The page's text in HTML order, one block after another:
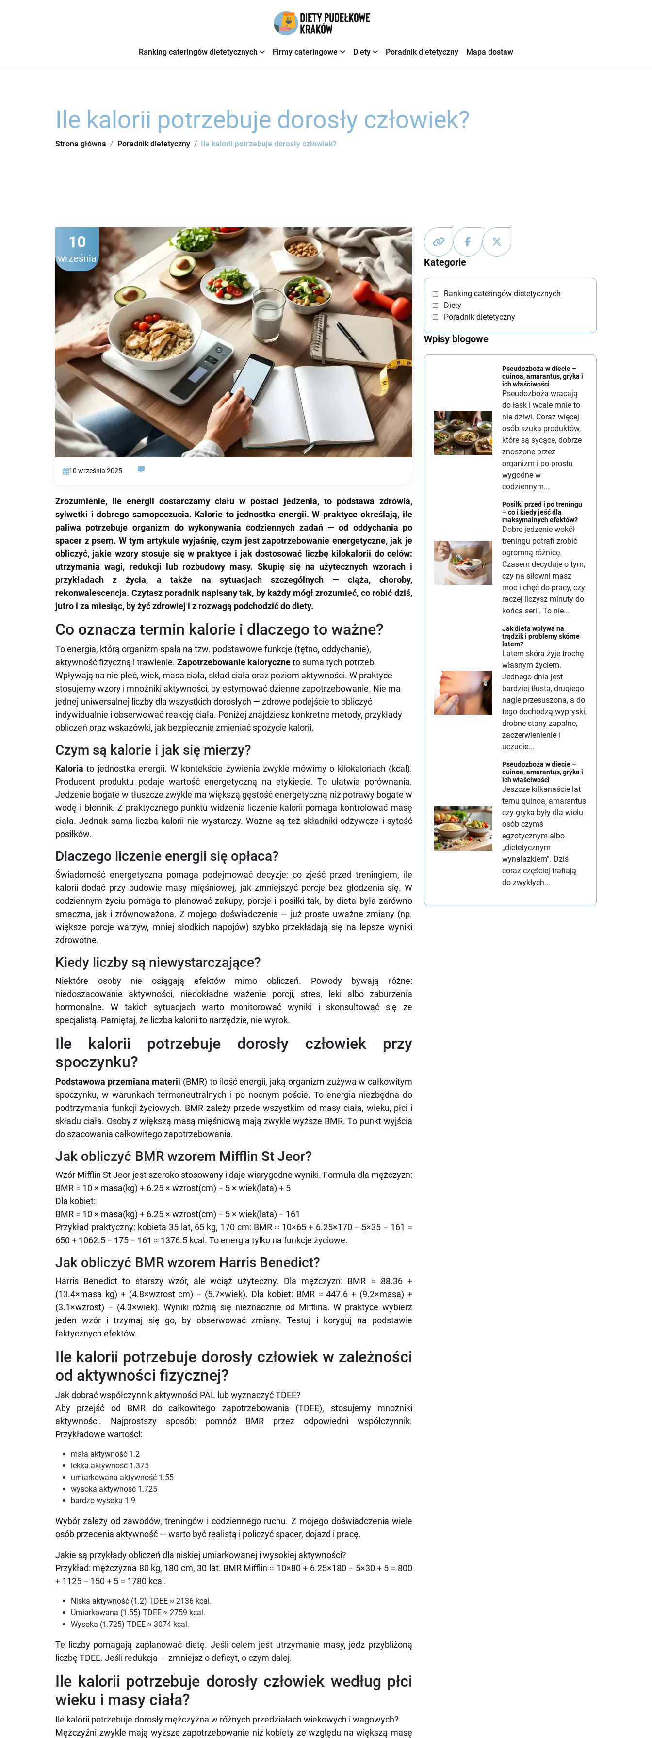
Ranking cateringów dietetycznych Firmy cateringowe Diety Poradnik dietetyczny Mapa dostaw
Ile kalorii potrzebuje dorosły człowiek?
Strona główna Poradnik dietetyczny Ile kalorii potrzebuje dorosły człowiek?
10 września 2025
10
września
Zrozumienie, ile energii dostarczamy ciału w postaci jedzenia, to podstawa zdrowia,
sylwetki i dobrego samopoczucia. Kalorie to jednostka energii. W praktyce określają, ile
paliwa potrzebuje organizm do wykonywania codziennych zadań — od oddychania po
spacer z psem. W tym artykule wyjaśnię, czym jest zapotrzebowanie energetyczne, jak je
obliczyć, jakie wzory stosuje się w praktyce i jak dostosować liczbę kilokalorii do celów:
utrzymania wagi, redukcji lub rozbudowy masy. Skupię się na użytecznych wzorach i
przykładach z życia, a także na sytuacjach szczególnych — ciąża, choroby,
rekonwalescencja. Czytasz poradnik napisany tak, by każdy mógł zrozumieć, co robić dziś,
jutro i za miesiąc, by żyć zdrowiej i z rozwagą podchodzić do diety.
Co oznacza termin kalorie i dlaczego to ważne?
To energia, którą organizm spala na tzw. podstawowe funkcje (tętno, oddychanie),
aktywność fizyczną i trawienie. Zapotrzebowanie kaloryczneto suma tych potrzeb.
Wpływają na nie płeć, wiek, masa ciała, skład ciała oraz poziom aktywności. W praktyce
stosujemy wzory i mnożniki aktywności, by estymować dzienne zapotrzebowanie. Nie ma
jednej uniwersalnej liczby dla wszystkich dorosłych — zdrowe podejście to obliczyć
indywidualnie i obserwować reakcję ciała. Poniżej znajdziesz konkretne metody, przykłady
obliczeń oraz wskazówki, jak bezpiecznie zmieniać spożycie kalorii.
Czym są kalorie i jak się mierzy?
Kaloria to jednostka energii. W kontekście żywienia zwykle mówimy o kilokaloriach (kcal).
Producent produktu podaje wartość energetyczną na etykiecie. To ułatwia porównania.
Jedzenie bogate w tłuszcze zwykle ma większą gęstość energetyczną niż potrawy bogate w
wodę i błonnik. Z praktycznego punktu widzenia liczenie kalorii pomaga kontrolować masę
ciała. Jednak sama liczba kalorii nie wystarczy. Ważne są też składniki odżywcze i sytość
posiłków.
Dlaczego liczenie energii się opłaca?
Świadomość energetyczna pomaga podejmować decyzje: co zjeść przed treningiem, ile
kalorii dodać przy budowie masy mięśniowej, jak zmniejszyć porcje bez głodzenia się. W
codziennym życiu pomaga to planować zakupy, porcje i posiłki tak, by dieta była zarówno
smaczna, jak i zrównoważona. Z mojego doświadczenia — już proste uważne zmiany (np.
większe porcje warzyw, mniej słodkich napojów) szybko przekładają się na lepsze wyniki
zdrowotne.
Kiedy liczby są niewystarczające?
Niektóre osoby nie osiągają efektów mimo obliczeń. Powody bywają różne:
niedoszacowanie aktywności, niedokładne ważenie porcji, stres, leki albo zaburzenia
hormonalne. W takich sytuacjach warto monitorować wyniki i skonsultować się ze
specjalistą. Pamiętaj, że liczba kalorii to narzędzie, nie wyrok.
Ile kalorii potrzebuje dorosły człowiek przy
spoczynku?
Podstawowa przemiana materii (BMR) to ilość energii, jaką organizm zużywa w całkowitym
spoczynku, w warunkach termoneutralnych i po nocnym poście. To energia niezbędna do
podtrzymania funkcji życiowych. BMR zależy przede wszystkim od masy ciała, wieku, płci i
składu ciała. Osoby z większą masą mięśniową mają zwykle wyższe BMR. To punkt wyjścia
do szacowania całkowitego zapotrzebowania.
Jak obliczyć BMR wzorem Mifflin St Jeor?
Wzór Mifflin St Jeor jest szeroko stosowany i daje wiarygodne wyniki. Formuła dla mężczyzn:
BMR = 10 × masa(kg) + 6.25 × wzrost(cm) − 5 × wiek(lata) + 5
Dla kobiet:
BMR = 10 × masa(kg) + 6.25 × wzrost(cm) − 5 × wiek(lata) − 161
Przykład praktyczny: kobieta 35 lat, 65 kg, 170 cm: BMR ≈ 10×65 + 6.25×170 − 5×35 − 161 =
650 + 1062.5 − 175 − 161 ≈ 1376.5 kcal. To energia tylko na funkcje życiowe.
Jak obliczyć BMR wzorem Harris Benedict?
Harris Benedict to starszy wzór, ale wciąż użyteczny. Dla mężczyzn: BMR = 88.36 +
(13.4×masa kg) + (4.8×wzrost cm) − (5.7×wiek). Dla kobiet: BMR = 447.6 + (9.2×masa) +
(3.1×wzrost) − (4.3×wiek). Wyniki różnią się nieznacznie od Mifflina. W praktyce wybierz
jeden wzór i trzymaj się go, by obserwować zmiany. Testuj i koryguj na podstawie
faktycznych efektów.
Ile kalorii potrzebuje dorosły człowiek w zależności
od aktywności fizycznej?
Jak dobrać współczynnik aktywności PAL lub wyznaczyć TDEE?
Aby przejść od BMR do całkowitego zapotrzebowania (TDEE), stosujemy mnożniki
aktywności. Najprostszy sposób: pomnóż BMR przez odpowiedni współczynnik.
Przykładowe wartości:
mała aktywność 1.2
lekka aktywność 1.375
umiarkowana aktywność 1.55
wysoka aktywność 1.725
bardzo wysoka 1.9
Wybór zależy od zawodów, treningów i codziennego ruchu. Z mojego doświadczenia wiele
osób przecenia aktywność — warto być realistą i policzyć spacer, dojazd i pracę.
Jakie są przykłady obliczeń dla niskiej umiarkowanej i wysokiej aktywności?
Przykład: mężczyzna 80 kg, 180 cm, 30 lat. BMR Mifflin ≈ 10×80 + 6.25×180 − 5×30 + 5 = 800
+ 1125 − 150 + 5 = 1780 kcal.
Niska aktywność (1.2) TDEE ≈ 2136 kcal.
Umiarkowana (1.55) TDEE ≈ 2759 kcal.
Wysoka (1.725) TDEE ≈ 3074 kcal.
Te liczby pomagają zaplanować dietę. Jeśli celem jest utrzymanie masy, jedz przybliżoną
liczbę TDEE. Jeśli redukcja — zmniejsz o deficyt, o czym dalej.
Ile kalorii potrzebuje dorosły człowiek według płci
wieku i masy ciała?
Ile kalorii potrzebuje dorosły mężczyzna w różnych przedziałach wiekowych i wagowych?
Mężczyźni zwykle mają wyższe zapotrzebowanie niż kobiety ze względu na większą masę
Kategorie
Ranking cateringów dietetycznych
Diety
Poradnik dietetyczny
Wpisy blogowe
Pseudozboża w diecie –
quinoa, amarantus, gryka i
ich właściwości
Pseudozboża wracają
do łask i wcale mnie to
nie dziwi. Coraz więcej
osób szuka produktów,
które są sycące, dobrze
znoszone przez
organizm i po prostu
wygodne w
codziennym...
Posiłki przed i po treningu
– co i kiedy jeść dla
maksymalnych efektów?
Dobre jedzenie wokół
treningu potrafi zrobić
ogromną różnicę.
Czasem decyduje o tym,
czy na siłowni masz
moc i chęć do pracy, czy
raczej liczysz minuty do
końca serii. To nie...
Jak dieta wpływa na
trądzik i problemy skórne
latem?
Latem skóra żyje trochę
własnym życiem.
Jednego dnia jest
bardziej tłusta, drugiego
nagle przesuszona, a do
tego dochodzą wypryski,
drobne stany zapalne,
zaczerwienienie i
uczucie...
Pseudozboża w diecie –
quinoa, amarantus, gryka i
ich właściwości
Jeszcze kilkanaście lat
temu quinoa, amarantus
czy gryka były dla wielu
osób czymś
egzotycznym albo
„dietetycznym
wynalazkiem”. Dziś
coraz częściej trafiają
do zwykłych...